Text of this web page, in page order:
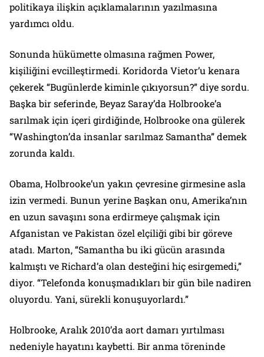
politikaya ilişkin açıklamalarının yazılmasına
yardımcı oldu.
Sonunda hükümette olmasına rağmen Power,
kişiliğini evcilleştirmedi. Koridorda Vietor’u kenara
çekerek “Bugünlerde kiminle çıkıyorsun?” diye sordu.
Başka bir seferinde, Beyaz Saray’da Holbrooke’a
sarılmak için içeri girdiğinde, Holbrooke ona gülerek
“Washington’da insanlar sarılmaz Samantha” demek
zorunda kaldı.
Obama, Holbrooke’un yakın çevresine girmesine asla
izin vermedi. Bunun yerine Başkan onu, Amerika’nın
en uzun savaşını sona erdirmeye çalışmak için
Afganistan ve Pakistan özel elçiliği gibi bir göreve
atadı. Marton, “Samantha bu iki gücün arasında
kalmıştı ve Richard’a olan desteğini hiç esirgemedi,”
diyor. “Telefonda konuşmadıkları bir gün bile nadiren
oluyordu. Yani, sürekli konuşuyorlardı.”
Holbrooke, Aralık 2010’da aort damarı yırtılması
nedeniyle hayatını kaybetti. Bir anma töreninde